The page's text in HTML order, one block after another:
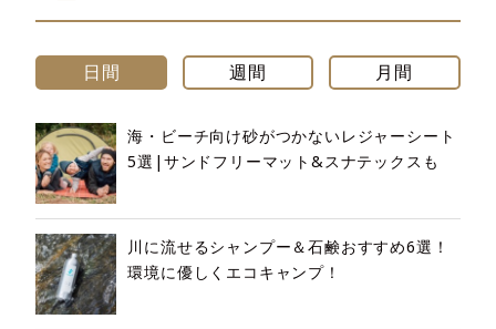
日間 週間 月間
海・ビーチ向け砂がつかないレジャーシート
5選|サンドフリーマット&スナテックスも
川に流せるシャンプー＆石鹸おすすめ6選！
環境に優しくエコキャンプ！